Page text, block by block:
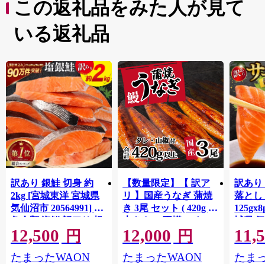
この返礼品をみた人が見て
いる返礼品
訳あり 銀鮭 切身 約
2kg [宮城東洋 宮城県
気仙沼市 20564991] 鮭
魚介類 海鮮 訳アリ 規
格外 不揃い さけ サケ
鮭切身 シャケ 切り身
冷凍 家庭用 おかず 弁
12,500 円
たまったWAON
【数量限定】【 訳ア
リ 】国産うなぎ 蒲焼
き 3尾 セット ( 420g )
大きさ の不揃い タ
レ・山椒付き ウナギ
鰻 ふぞろい 不揃い う
な重 ひつまぶし 人気
12,000 円
たまったWAON
訳あり
落とし
城県
お刺し
生 生
たま